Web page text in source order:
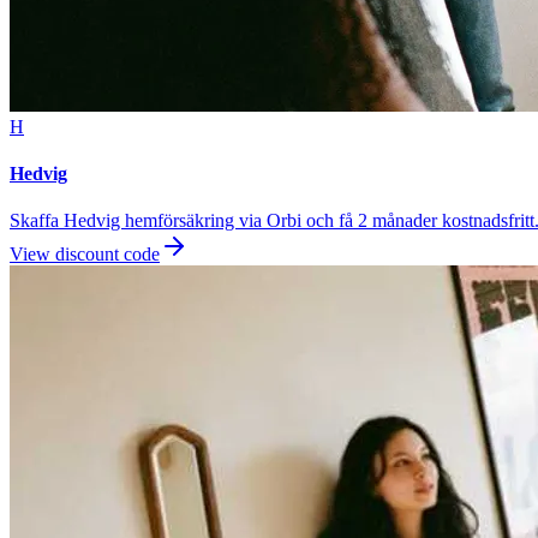
H
Hedvig
Skaffa Hedvig hemförsäkring via Orbi och få 2 månader kostnadsfritt.
View discount code